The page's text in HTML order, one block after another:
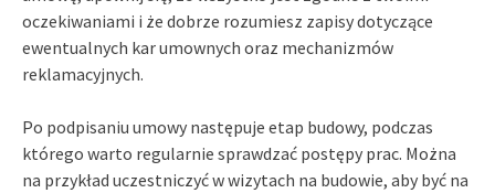
oczekiwaniami i że dobrze rozumiesz zapisy dotyczące
ewentualnych kar umownych oraz mechanizmów
reklamacyjnych.
Po podpisaniu umowy następuje etap budowy, podczas
którego warto regularnie sprawdzać postępy prac. Można
na przykład uczestniczyć w wizytach na budowie, aby być na